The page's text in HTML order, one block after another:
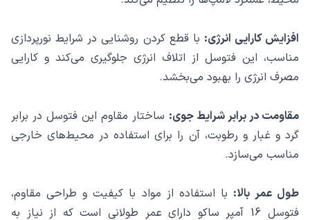
افزایش کارایی انرژی: با قطع کردن روشنایی در شرایط نورپردازی
مناسب، این فتوسل از اتلاف انرژی جلوگیری می‌کند و کارایی
مصرف انرژی را بهبود می‌بخشد.
مقاومت در برابر شرایط جوی: ساختار مقاوم این فتوسل در برابر
گرد و غبار و رطوبت، آن را برای استفاده در محیط‌های خارجی
مناسب می‌سازد.
طول عمر بالا: با استفاده از مواد با کیفیت و طراحی مقاوم،
فتوسل 16 آمپر ساکو دارای عمر طولانی است که از نیاز به